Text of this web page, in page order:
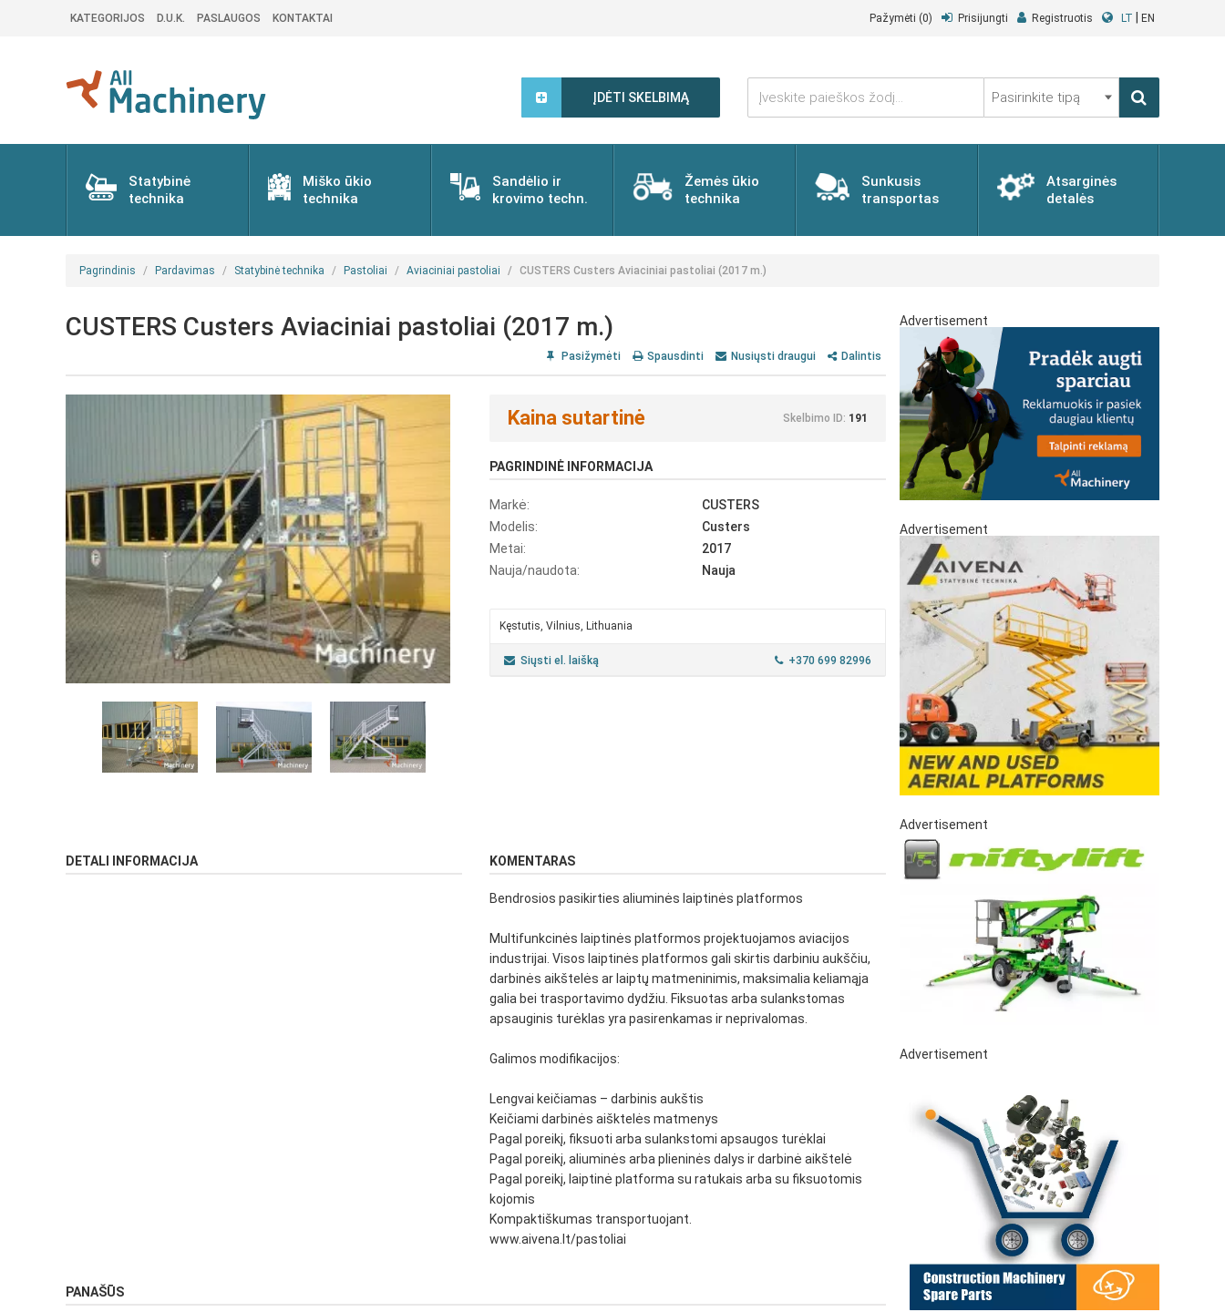
KATEGORIJOS D.U.K. PASLAUGOS KONTAKTAI Pažymėti (0) Prisijungti Registruotis LT EN
ĮDĖTI SKELBIMĄ
Įveskite
paieškos
žodį...
Pasirinkite
tipą
Statybinė
technika
Miško ūkio
technika
Sandėlio ir
krovimo techn.
Žemės ūkio
technika
Sunkusis
transportas
Atsarginės
detalės
Pagrindinis Pardavimas Statybinė technika Pastoliai Aviaciniai pastoliai CUSTERS Custers Aviaciniai pastoliai (2017 m.)
CUSTERS Custers Aviaciniai pastoliai (2017 m.)
Pasižymėti Spausdinti Nusiųsti draugui Dalintis
Kaina sutartinė Skelbimo ID: 191
PAGRINDINĖ INFORMACIJA
Markė:
CUSTERS
Modelis:
Custers
Metai:
2017
Nauja/naudota:
Nauja
Kęstutis, Vilnius, Lithuania
Siųsti el. laišką +370 699 82996
DETALI INFORMACIJA KOMENTARAS
Bendrosios pasikirties aliuminės laiptinės platformos
Multifunkcinės laiptinės platformos projektuojamos aviacijos
industrijai. Visos laiptinės platformos gali skirtis darbiniu aukščiu,
darbinės aikštelės ar laiptų matmeninimis, maksimalia keliamąja
galia bei trasportavimo dydžiu. Fiksuotas arba sulankstomas
apsauginis turėklas yra pasirenkamas ir neprivalomas.
Galimos modifikacijos:
Lengvai keičiamas – darbinis aukštis
Keičiami darbinės aišktelės matmenys
Pagal poreikį, fiksuoti arba sulankstomi apsaugos turėklai
Pagal poreikį, aliuminės arba plieninės dalys ir darbinė aikštelė
Pagal poreikį, laiptinė platforma su ratukais arba su fiksuotomis
kojomis
Kompaktiškumas transportuojant.
www.aivena.lt/pastoliai
PANAŠŪS
Advertisement
Advertisement
Advertisement
Advertisement